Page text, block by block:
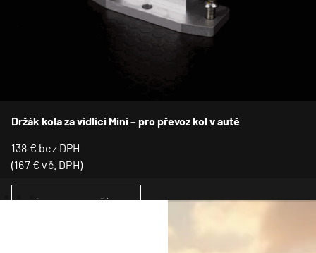
Držák kola za vidlici Mini – pro převoz kol v autě
138 € bez DPH
(167 € vč. DPH)
PŘIDAT DO KOŠÍKU